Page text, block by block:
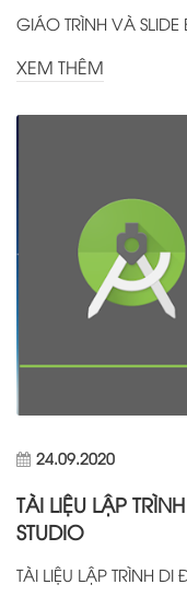
GIÁO TRÌNH VÀ
XEM THÊM
24.09.2020
TÀI LIỆU LẬP
STUDIO
TÀI LIỆU LẬP TRÌNH